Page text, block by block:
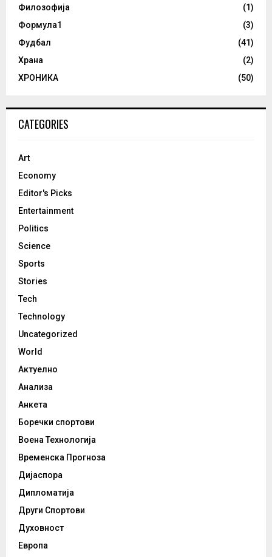
Филозофија
(1)
Формула1
(3)
Фудбал
(41)
Храна
(2)
ХРОНИКА
(50)
CATEGORIES
Art
Economy
Editor's Picks
Entertainment
Politics
Science
Sports
Stories
Tech
Technology
Uncategorized
World
Актуелно
Анализа
Анкета
Боречки спортови
Воена Технологија
Временска Прогноза
Дијаспора
Дипломатија
Други Спортови
Духовност
Европа